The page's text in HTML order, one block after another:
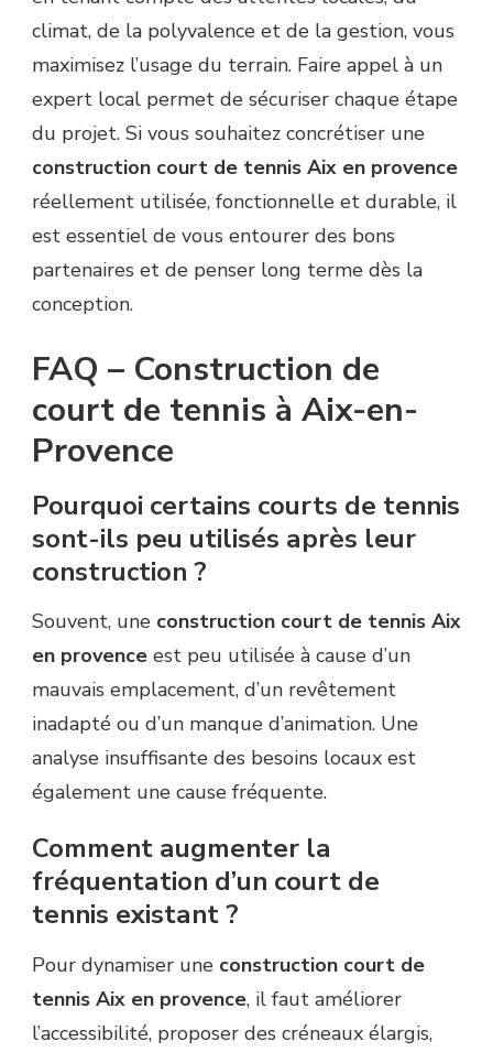
climat, de la polyvalence et de la gestion, vous
maximisez l’usage du terrain. Faire appel à un
expert local permet de sécuriser chaque étape
du projet. Si vous souhaitez concrétiser une
construction court de tennis Aix en provence
réellement utilisée, fonctionnelle et durable, il
est essentiel de vous entourer des bons
partenaires et de penser long terme dès la
conception.
FAQ – Construction de
court de tennis à Aix-en-
Provence
Pourquoi certains courts de tennis
sont-ils peu utilisés après leur
construction ?
Souvent, une construction court de tennis Aix
en provence est peu utilisée à cause d’un
mauvais emplacement, d’un revêtement
inadapté ou d’un manque d’animation. Une
analyse insuffisante des besoins locaux est
également une cause fréquente.
Comment augmenter la
fréquentation d’un court de
tennis existant ?
Pour dynamiser une construction court de
tennis Aix en provence, il faut améliorer
l’accessibilité, proposer des créneaux élargis,